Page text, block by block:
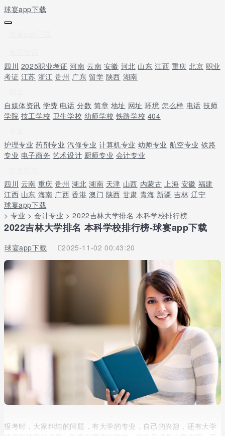
球宴app下载
四川 2025职业考证 河南 云南 安徽 河北 山东 江西 重庆 北京 职业
考证 江苏 浙江 贵州 广东 留学 陕西 湖南
自媒体资讯 学费 电话 分数 简章 地址 网址 环境 怎么样 电话 技师
学院 技工学校 卫生学校 幼师学校 铁路学校 404
护理专业 药剂专业 汽修专业 计算机专业 幼师专业 航空专业 铁路
专业 电子商务 艺术设计 厨师专业 会计专业
四川 云南 重庆 贵州 湖北 湖南 天津 山西 内蒙古 上海 安徽 福建
江西 山东 海南 广西 香港 澳门 陕西 甘肃 青海 新疆 吉林 辽宁
球宴app下载
>专业 >会计专业 > 2022吉林大学排名 本科学校排行榜
2022吉林大学排名 本科学校排行榜-球宴app下载
球宴app下载 2025-11-02 00:43:20
报考时，大家纠结的问题，有大学的专业，自己的兴趣，还有大学